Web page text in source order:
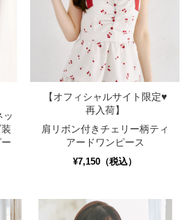
ッ
【オフィシャルサイト限定♥
再入荷】
肩リボン付きチェリー柄ティ
アードワンピース
¥7,150（税込）